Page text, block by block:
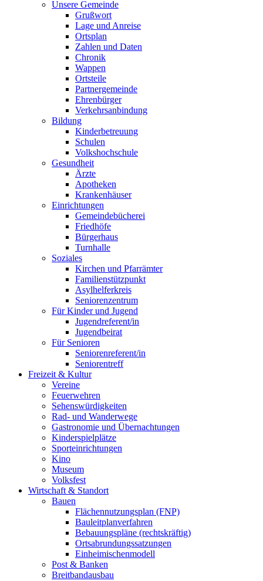
Unsere Gemeinde
Grußwort
Lage und Anreise
Ortsplan
Zahlen und Daten
Chronik
Wappen
Ortsteile
Partnergemeinde
Ehrenbürger
Verkehrsanbindung
Bildung
Kinderbetreuung
Schulen
Volkshochschule
Gesundheit
Ärzte
Apotheken
Krankenhäuser
Einrichtungen
Gemeindebücherei
Friedhöfe
Bürgerhaus
Turnhalle
Soziales
Kirchen und Pfarrämter
Familienstützpunkt
Asylhelferkreis
Seniorenzentrum
Für Kinder und Jugend
Jugendreferent/in
Jugendbeirat
Für Senioren
Seniorenreferent/in
Seniorentreff
Freizeit & Kultur
Vereine
Feuerwehren
Sehenswürdigkeiten
Rad- und Wanderwege
Gastronomie und Übernachtungen
Kinderspielplätze
Sporteinrichtungen
Kino
Museum
Volksfest
Wirtschaft & Standort
Bauen
Flächennutzungsplan (FNP)
Bauleitplanverfahren
Bebauungspläne (rechtskräftig)
Ortsabrundungssatzungen
Einheimischenmodell
Post & Banken
Breitbandausbau